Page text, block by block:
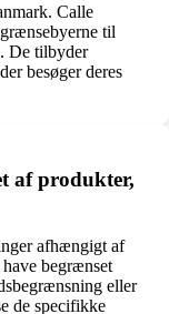
Calle
til
De tilbyder
besøger deres
af produkter,
afhængigt af
begrænset
eller
de specifikke